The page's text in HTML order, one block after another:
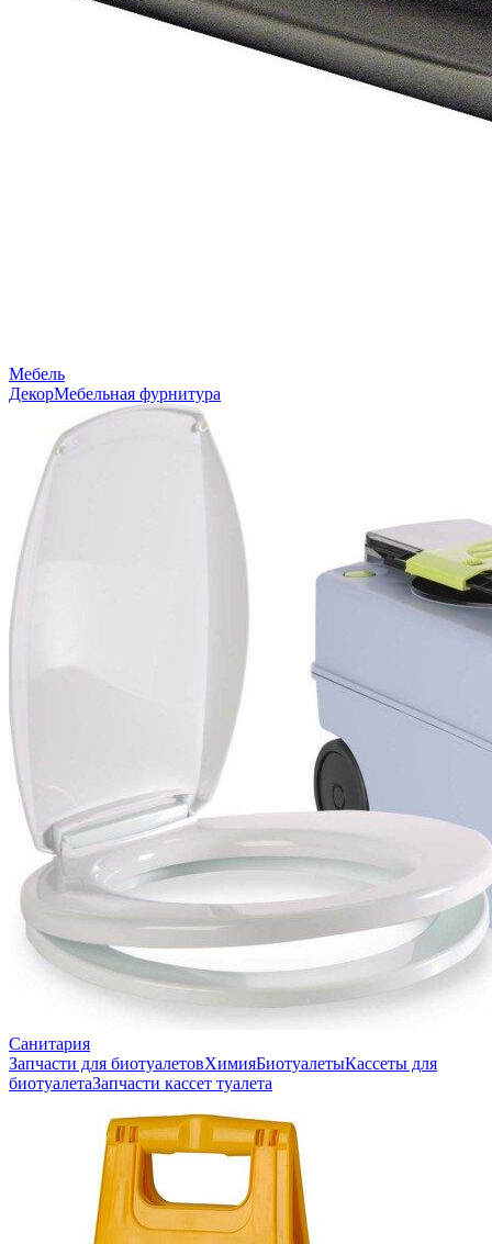
Мебель
ДекорМебельная фурнитура
Санитария
Запчасти для биотуалетовХимияБиотуалетыКассеты для
биотуалетаЗапчасти кассет туалета